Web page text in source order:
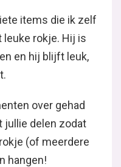
items die ik zelf
rokje. Hij is
en hij blijft leuk,
over gehad
jullie delen zodat
(of meerdere
hangen!